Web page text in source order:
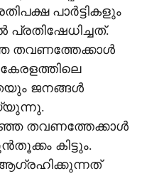
പാര്‍ട്ടികളും
പ്രതിഷേധിച്ചത്.
തവണത്തേക്കാള്‍
ജനങ്ങള്‍
തവണത്തേക്കാള്‍
കിട്ടും.